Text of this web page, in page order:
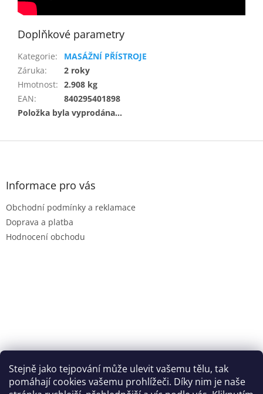
Stejně jako tejpování může ulevit vašemu tělu, tak
pomáhají cookies vašemu prohlížeči. Díky nim je naše
Doplňkové parametry
Kategorie:
MASÁŽNÍ PŘÍSTROJE
Záruka:
2 roky
Hmotnost: 2.908 kg
EAN:
840295401898
Položka byla vyprodána…
Z
Informace pro vás
Obchodní podmínky a reklamace
Doprava a platba
Hodnocení obchodu